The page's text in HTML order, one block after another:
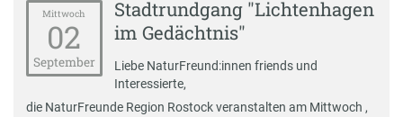
Mittwoch
02
September
Stadtrundgang "Lichtenhagen
im Gedächtnis"
Liebe NaturFreund:innen friends und
Interessierte,
die NaturFreunde Region Rostock veranstalten am Mittwoch ,